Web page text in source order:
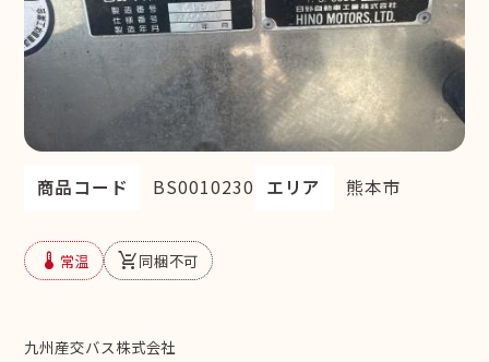
商品コード BS0010230 エリア 熊本市
device_thermostat 常温 remove_shopping_cart同梱不可
九州産交バス株式会社